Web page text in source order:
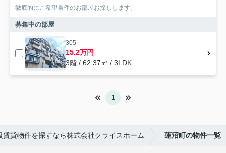
徹底的にご希望条件のお部屋お探しします。
募集中の部屋
305
15.2万円
3階 / 62.37㎡ / 3LDK
1
貸物件を探すなら株式会社クライスホーム 蓮沼町の物件一覧